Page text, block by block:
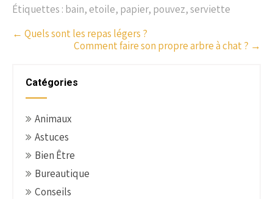
Étiquettes : bain, etoile, papier, pouvez,serviette
P
← Quels sont les repas légers ?
Comment faire son propre arbre à chat ? →
Catégories
Animaux
Astuces
Bien Être
Bureautique
Conseils